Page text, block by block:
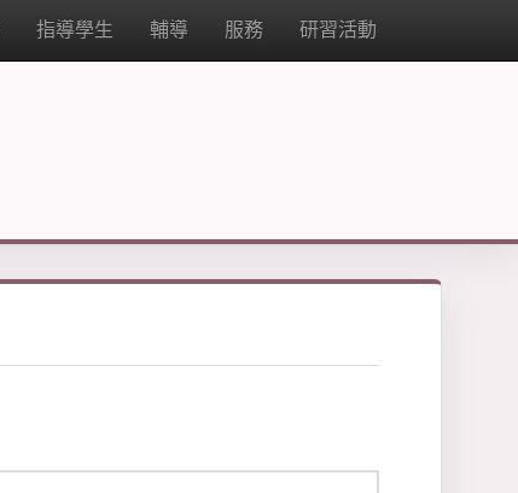
指導學生 輔導 服務 研習活動